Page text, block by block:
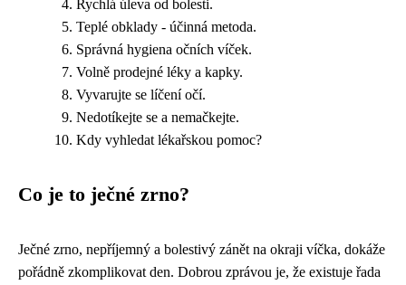
Rychlá úleva od bolesti.
Teplé obklady - účinná metoda.
Správná hygiena očních víček.
Volně prodejné léky a kapky.
Vyvarujte se líčení očí.
Nedotíkejte se a nemačkejte.
Kdy vyhledat lékařskou pomoc?
Co je to ječné zrno?
Ječné zrno, nepříjemný a bolestivý zánět na okraji víčka, dokáže
pořádně zkomplikovat den. Dobrou zprávou je, že existuje řada